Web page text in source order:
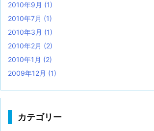
2010年9月 (1)
2010年7月 (1)
2010年3月 (1)
2010年2月 (2)
2010年1月 (2)
2009年12月 (1)
カテゴリー